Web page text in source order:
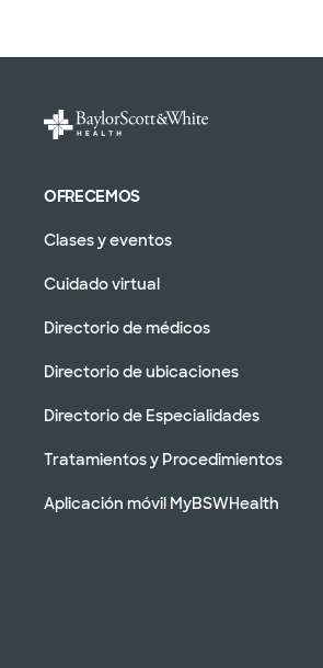
OFRECEMOS
Clases y eventos
Cuidado virtual
Directorio de médicos
Directorio de ubicaciones
Directorio de Especialidades
Tratamientos y Procedimientos
Aplicación móvil MyBSWHealth